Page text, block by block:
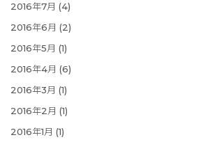
2016年7月 (4)
2016年6月 (2)
2016年5月 (1)
2016年4月 (6)
2016年3月 (1)
2016年2月 (1)
2016年1月 (1)